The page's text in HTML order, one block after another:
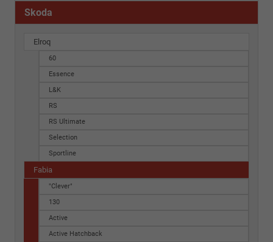
Skoda
Elroq
60
Essence
L&K
RS
RS Ultimate
Selection
Sportline
Fabia
"Clever"
130
Active
Active Hatchback